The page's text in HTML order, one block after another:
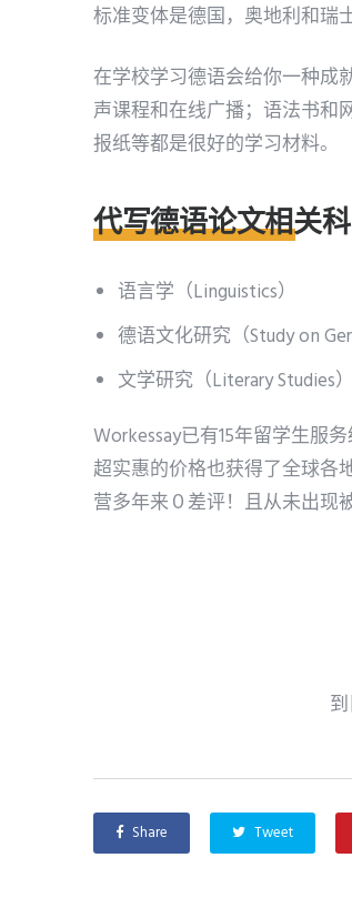
标准变体是德国，奥地利和瑞
在学校学习德语会给你一种成
声课程和在线广播；语法书和
报纸等都是很好的学习材料。
代写德语论文相关科
语言学（Linguistics）
德语文化研究（Study on
文学研究（Literary Studies）
Workessay已有15年留学生服
超实惠的价格也获得了全球各
营多年来０差评！且从未出现
Share Tweet